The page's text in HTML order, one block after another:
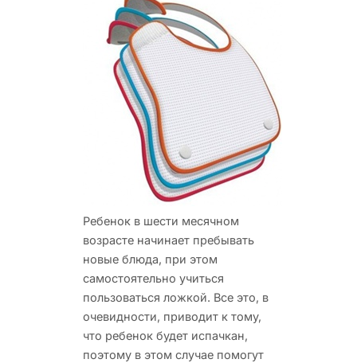
Ребенок в шести месячном
возрасте начинает пребывать
новые блюда, при этом
самостоятельно учиться
пользоваться ложкой. Все это, в
очевидности, приводит к тому,
что ребенок будет испачкан,
поэтому в этом случае помогут